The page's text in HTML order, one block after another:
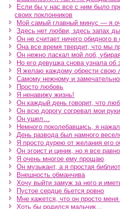
Если бы у нас все с ним было
своих поклонников
Мой самый главный минус — я
Здесь нет любви, здесь запах
Он не считает ничего обидного в
Она все время твердит, что мы
Он нежно ласкал мой лоб,
Но его девушка снова узнала об
Я желаю каждому обрести свою
Самому нежному и
Просто любовь
Я ненавижу жизнь!
Он каждый день говорит, что
Он всю дорогу согревал мои руки
Он ушел…
Немного поколебавшись, я
День развода был намного
Я просто дурею от желания его
Он эгоист и циник, но я все
Я очень многое ему прощаю
Он музыкант, а я простая
Внешность обманчива
Хочу выйти замуж за него и
Пустое сердце бьется ровно
Мне кажется, что он просто меня
Хоть бы родился мальчик…